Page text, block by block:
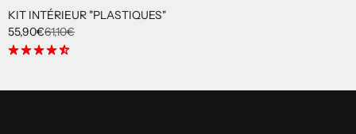
KIT INTÉRIEUR "PLASTIQUES"
55,90€61,10€
star_ratestar_ratestar_ratestar_ratestar_rate_half